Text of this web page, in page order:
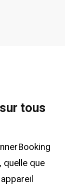
tous
quelle que